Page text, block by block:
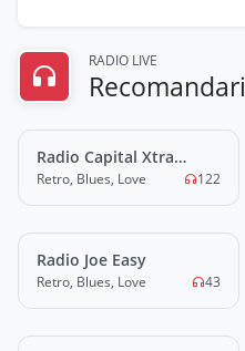
RADIO LIVE
Recomandari
LIVE
Radio Capital Xtra
Reloaded
Retro, Blues, Love 122
LIVE
Radio Joe Easy
Retro, Blues, Love 43